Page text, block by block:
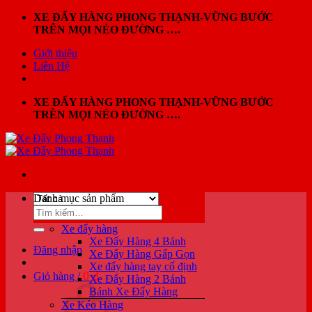
dung
XE ĐẨY HÀNG PHONG THẠNH-VỮNG BƯỚC
TRÊN MỌI NẺO ĐƯỜNG ….
Giới thiệu
Liên Hệ
XE ĐẨY HÀNG PHONG THẠNH-VỮNG BƯỚC
TRÊN MỌI NẺO ĐƯỜNG ….
Tìm
kiếm:
Đăng nhập
Giỏ hàng /0₫
Danh mục sản phẩm
Xe đẩy hàng
Xe Đẩy Hàng 4 Bánh
Xe Đẩy Hàng Gấp Gọn
Xe đẩy hàng tay cố định
Xe Đẩy Hàng 2 Bánh
Bánh Xe Đẩy Hàng
Xe Kéo Hàng